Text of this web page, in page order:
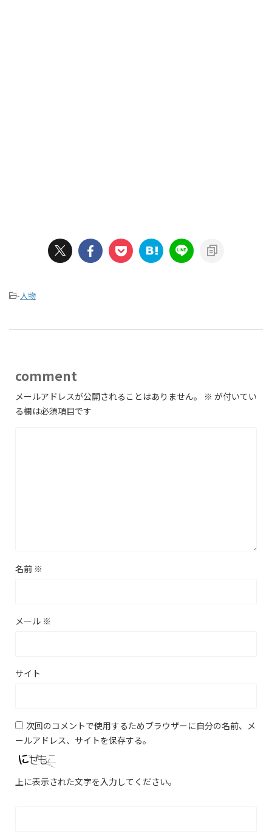
-人物
comment
メールアドレスが公開されることはありません。 ※ が付いてい
る欄は必須項目です
名前 ※
メール ※
サイト
次回のコメントで使用するためブラウザーに自分の名前、メ
ールアドレス、サイトを保存する。
上に表示された文字を入力してください。